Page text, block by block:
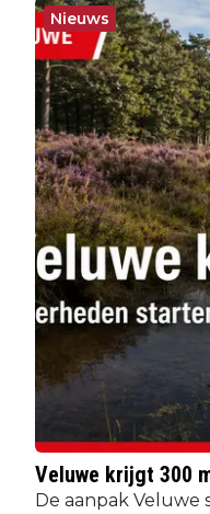
Nieuws
Veluwe krijgt 300
De aanpak